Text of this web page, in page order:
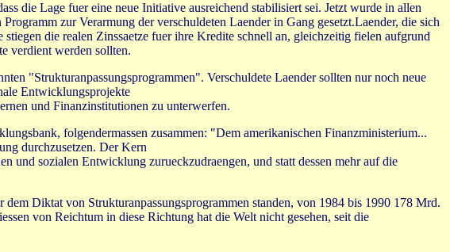
die Lage fuer eine neue Initiative ausreichend stabilisiert sei. Jetzt wurde in allen
zur Verarmung der verschuldeten Laender in Gang gesetzt.Laender, die sich
die realen Zinssaetze fuer ihre Kredite schnell an, gleichzeitig fielen aufgrund
verdient werden sollten.
"Strukturanpassungsprogrammen". Verschuldete Laender sollten nur noch neue
Entwicklungsprojekte
und Finanzinstitutionen zu unterwerfen.
folgendermassen zusammen: "Dem amerikanischen Finanzministerium...
durchzusetzen. Der Kern
und sozialen Entwicklung zurueckzudraengen, und statt dessen mehr auf die
Diktat von Strukturanpassungsprogrammen standen, von 1984 bis 1990 178 Mrd.
von Reichtum in diese Richtung hat die Welt nicht gesehen, seit die